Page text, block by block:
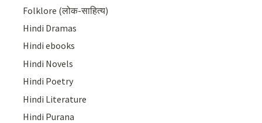
Folklore (लोक-साहित्य)
Hindi Dramas
Hindi ebooks
Hindi Novels
Hindi Poetry
Hindi Literature
Hindi Purana